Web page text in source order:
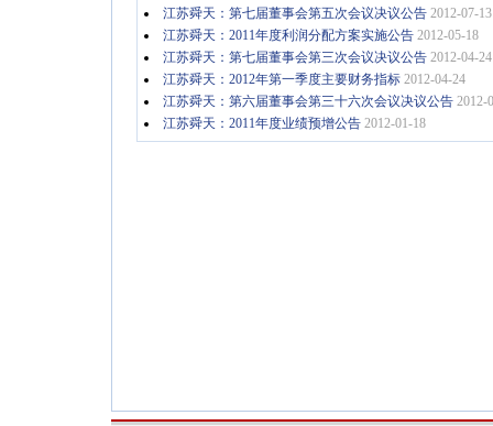
江苏舜天：第七届董事会第五次会议决议公告 2012-07-13
江苏舜天：2011年度利润分配方案实施公告 2012-05-18
江苏舜天：第七届董事会第三次会议决议公告 2012-04-24
江苏舜天：2012年第一季度主要财务指标 2012-04-24
江苏舜天：第六届董事会第三十六次会议决议公告 2012-
江苏舜天：2011年度业绩预增公告 2012-01-18